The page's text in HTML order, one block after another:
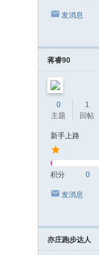
发消息
蒋睿90
0
主题
1
回帖
新手上路
积分 0
发消息
亦庄跑步达人